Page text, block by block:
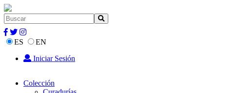
ES
EN
Iniciar Sesión
Colección